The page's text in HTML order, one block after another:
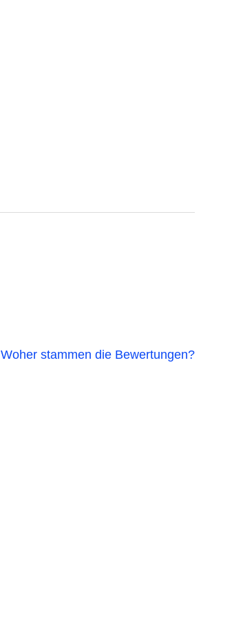
Woher stammen die Bewertungen?